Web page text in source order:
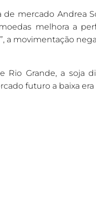
mercado Andrea
melhora a
a movimentação
Rio Grande, a soja
futuro a baixa era